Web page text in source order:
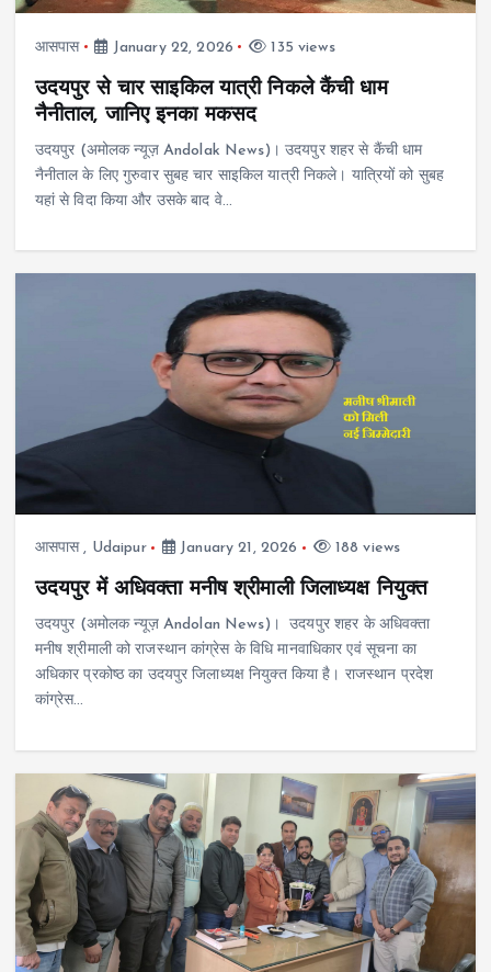
आसपास January 22, 2026 135 views
उदयपुर से चार साइकिल यात्री निकले कैंची धाम
नैनीताल, जानिए इनका मकसद
उदयपुर (अमोलक न्यूज़ Andolak News)। उदयपुर शहर से कैंची धाम
नैनीताल के लिए गुरुवार सुबह चार साइकिल यात्री निकले। यात्रियों को सुबह
यहां से विदा किया और उसके बाद वे…
आसपास, Udaipur January 21, 2026 188 views
उदयपुर में अधिवक्ता मनीष श्रीमाली जिलाध्यक्ष नियुक्त
उदयपुर (अमोलक न्यूज़ Andolan News)। उदयपुर शहर के अधिवक्ता
मनीष श्रीमाली को राजस्थान कांग्रेस के विधि मानवाधिकार एवं सूचना का
अधिकार प्रकोष्ठ का उदयपुर जिलाध्यक्ष नियुक्त किया है। राजस्थान प्रदेश
कांग्रेस…